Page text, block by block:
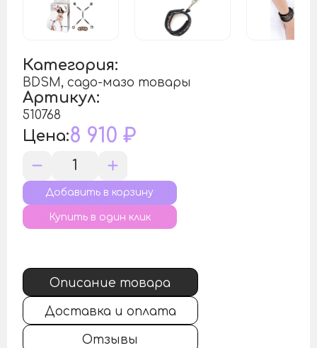
Категория:
BDSM, садо-мазо товары
Артикул:
510768
Цена:8 910 ₽
Купить в один клик
Описание товара
Доставка и оплата
Отзывы